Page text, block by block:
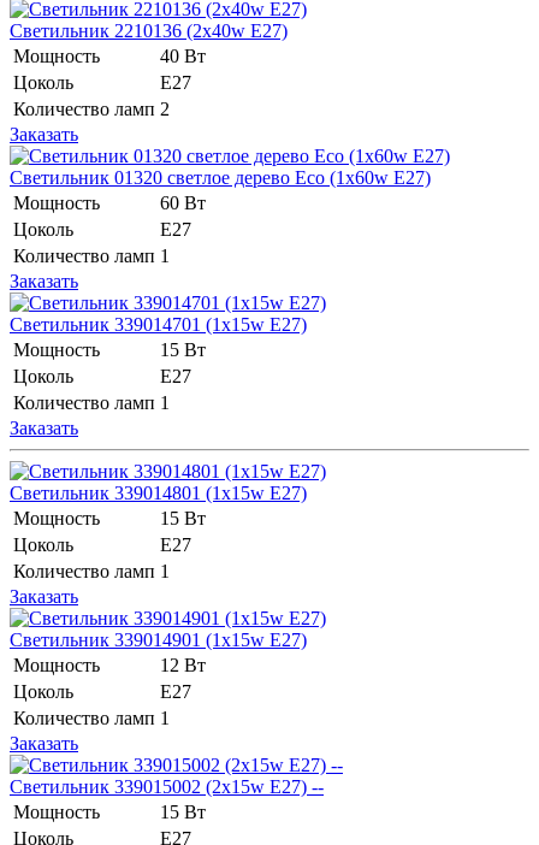
Светильник 2210136 (2x40w E27)
Мощность
40 Вт
Цоколь
Е27
Количество ламп 2
Заказать
Светильник 01320 светлое дерево Eco (1x60w E27)
Мощность
60 Вт
Цоколь
Е27
Количество ламп 1
Заказать
Светильник 339014701 (1x15w E27)
Мощность
15 Вт
Цоколь
Е27
Количество ламп 1
Заказать
Светильник 339014801 (1x15w E27)
Мощность
15 Вт
Цоколь
Е27
Количество ламп 1
Заказать
Светильник 339014901 (1x15w E27)
Мощность
12 Вт
Цоколь
Е27
Количество ламп 1
Заказать
Светильник 339015002 (2x15w E27) --
Мощность
15 Вт
Цоколь
Е27